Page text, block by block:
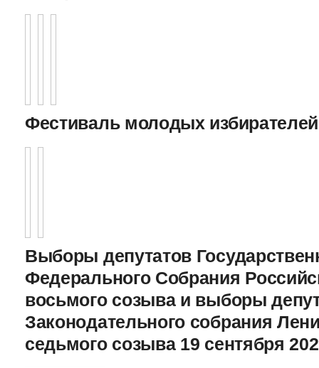
Фестиваль молодых избирателей
Выборы депутатов
Федерального Собрания
восьмого созыва и выборы
Законодательного cобрания
седьмого созыва 19 сентября